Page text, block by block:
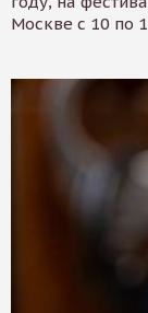
Москве с 10 по